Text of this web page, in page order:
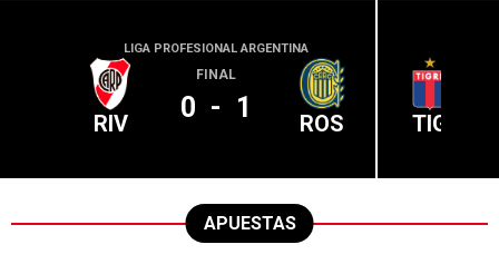
LIGA PROFESIONAL ARGENTINA
RIV
FINAL
0 - 1 ROS TIG
APUESTAS